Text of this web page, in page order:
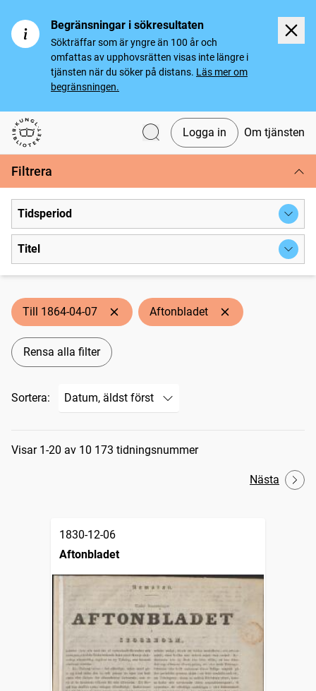
Begränsningar i sökresultaten
Sökträffar som är yngre än 100 år och
omfattas av upphovsrätten visas inte längre i
tjänsten när du söker på distans. Läs mer om
begränsningen.
Svenska tidningar
Logga in Om tjänsten
Filtrera
Tidsperiod
Titel
Till 1864-04-07 Aftonbladet
Rensa alla filter
Sortera:
Sökresultat
Visar 1-20 av 10 173 tidningsnummer
Nästa
1830-12-06
Aftonbladet